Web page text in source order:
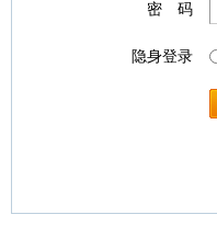
密 码
隐身登录